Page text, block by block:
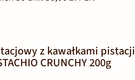
z kawałkami
CRUNCHY 200g